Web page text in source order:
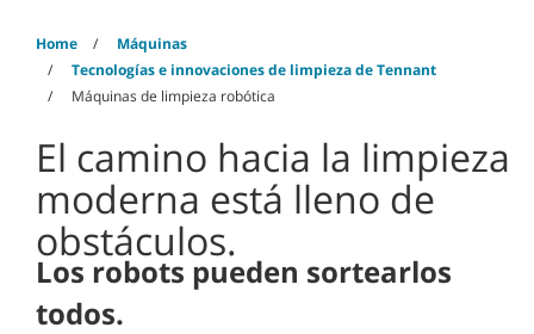
Home
Máquinas
Tecnologías e innovaciones de limpieza de Tennant
Máquinas de limpieza robótica
El camino hacia la limpieza
moderna está lleno de
obstáculos.
Los robots pueden sortearlos
todos.